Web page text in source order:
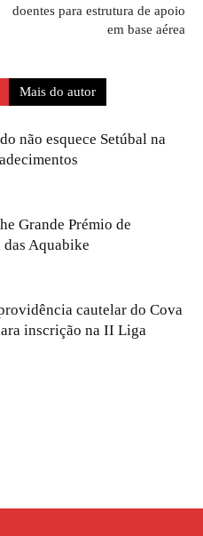
doentes para estrutura de apoio
em base aérea
Mais do autor
não esquece Setúbal na
Grande Prémio de
Aquabike
cautelar do Cova
inscrição na II Liga